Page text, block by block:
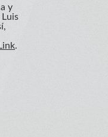
y
Luis
Link.